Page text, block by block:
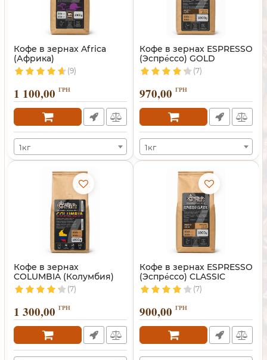
Кофе в зернах Africa
(Африка)
(9)
1 100,00 ГРН
1кг
Кофе в зернах ESPRESSO
(Эспре́ссо) GOLD
(7)
970,00 ГРН
1кг
Кофе в зернах
COLUMBIA (Колумбия)
(7)
1 300,00 ГРН
Кофе в зернах ESPRESSO
(Эспре́ссо) CLASSIC
(7)
900,00 ГРН